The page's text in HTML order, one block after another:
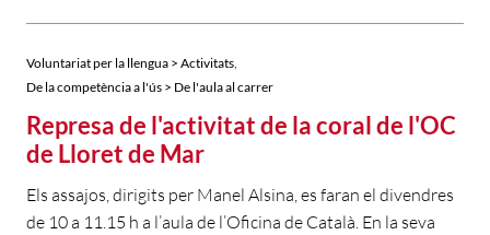
Voluntariat per la llengua > Activitats
De la competència a l'ús > De l'aula al carrer
Represa de l'activitat de la coral de l'OC
de Lloret de Mar
Els assajos, dirigits per Manel Alsina, es faran el divendres
de 10 a 11.15 h a l’aula de l’Oficina de Català. En la seva